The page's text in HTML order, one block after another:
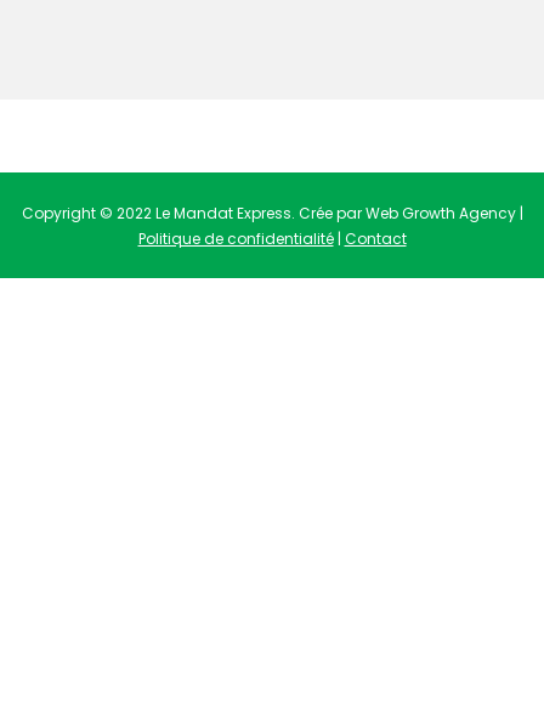
Copyright © 2022 Le Mandat Express. Crée par Web Growth Agency |
Politique de confidentialité| Contact